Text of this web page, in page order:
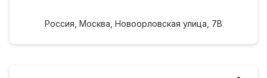
Россия, Москва, Новоорловская улица, 7В